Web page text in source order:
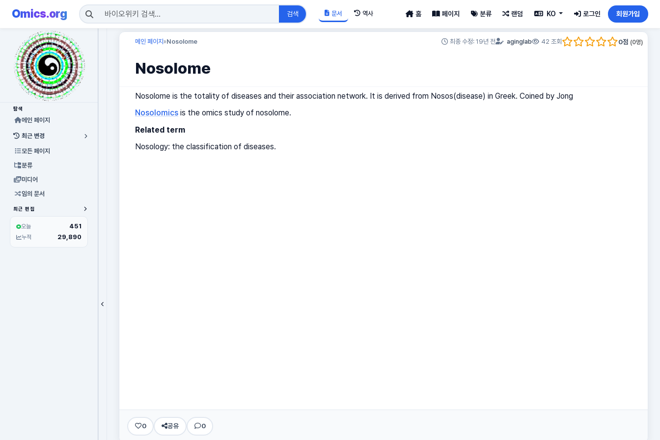
Omics.org 검색 문서 역사 홈 페이지 분류 랜덤 KO 로그인 회원가입
탐색
메인 페이지
최근 변경
모든 페이지
분류
미디어
임의 문서
최근 편집
오늘 451
누적 29,890
메인 페이지 »Nosolome 최종 수정: 19년 전 aginglab 42 조회 0점 (0명)
Nosolome
Nosolome is the totality of diseases and their association network. It is derived from Nosos(disease) in Greek. Coined by Jong
Nosolomics is the omics study of nosolome.
Related term
Nosology: the classification of diseases.
0 공유 0